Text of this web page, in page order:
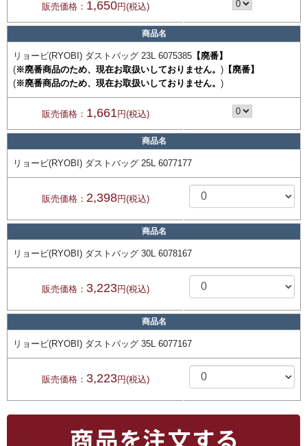
販売価格： 1,650円(税込)
商品名
リョービ(RYOBI) ダストバッグ 23L 6075385 【廃番】
(※廃番商品のため、現在お取扱いしておりません。 ) 【廃番】
(※廃番商品のため、現在お取扱いしておりません。 )
販売価格： 1,661 円(税込)
商品名
リョービ(RYOBI) ダストバッグ 25L 6077177
販売価格： 2,398円(税込)
商品名
リョービ(RYOBI) ダストバッグ 30L 6078167
販売価格： 3,223円(税込)
商品名
リョービ(RYOBI) ダストバッグ 35L 6077167
販売価格： 3,223円(税込)